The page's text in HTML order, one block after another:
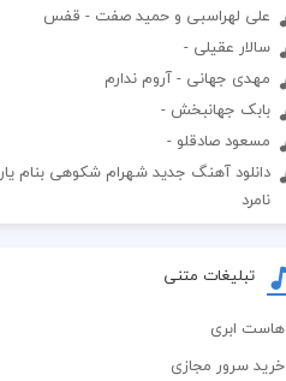
علی لهراسبی و حمید صفت - قفس
سالار عقیلی -
مهدی جهانی - آروم ندارم
بابک جهانبخش -
مسعود صادقلو -
دانلود آهنگ جدید شهرام شکوهی بنام یار
نامرد
تبلیغات متنی
هاست ابری
خرید سرور مجازی